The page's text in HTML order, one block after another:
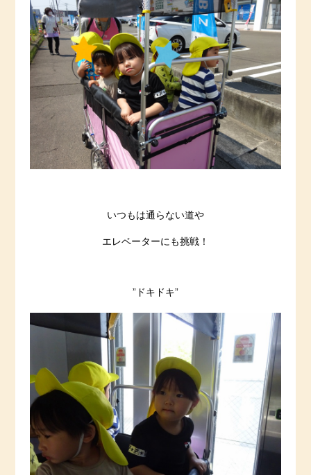
いつもは通らない道や
エレベーターにも挑戦！
”ドキドキ”